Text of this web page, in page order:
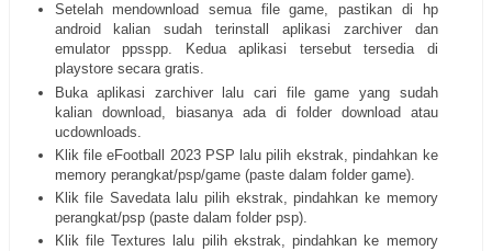
Setelah mendownload semua file game, pastikan di hp
android kalian sudah terinstall aplikasi zarchiver dan
emulator ppsspp. Kedua aplikasi tersebut tersedia di
playstore secara gratis.
Buka aplikasi zarchiver lalu cari file game yang sudah
kalian download, biasanya ada di folder download atau
ucdownloads.
Klik file eFootball 2023 PSP lalu pilih ekstrak, pindahkan ke
memory perangkat/psp/game (paste dalam folder game).
Klik file Savedata lalu pilih ekstrak, pindahkan ke memory
perangkat/psp (paste dalam folder psp).
Klik file Textures lalu pilih ekstrak, pindahkan ke memory